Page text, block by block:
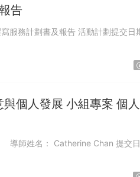
告
個人發展 小組專案 個